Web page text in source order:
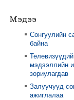
Мэдээ
Сонгуулийн
байна
мэдээллийн
зориулагдав
Залуучууд
ажиглалаа